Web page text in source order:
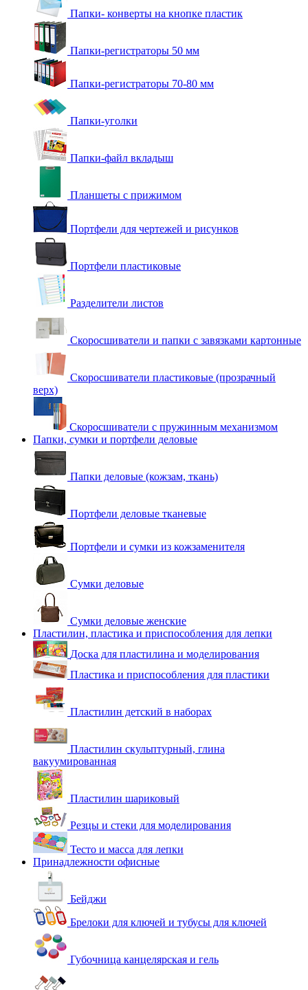
Папки- конверты на кнопке пластик
Папки-регистраторы 50 мм
Папки-регистраторы 70-80 мм
Папки-уголки
Папки-файл вкладыш
Планшеты с прижимом
Портфели для чертежей и рисунков
Портфели пластиковые
Разделители листов
Скоросшиватели и папки с завязками картонные
Скоросшиватели пластиковые (прозрачный
верх)
Скоросшиватели с пружинным механизмом
Папки, сумки и портфели деловые
Папки деловые (кожзам, ткань)
Портфели деловые тканевые
Портфели и сумки из кожзаменителя
Сумки деловые
Сумки деловые женские
Пластилин, пластика и приспособления для лепки
Доска для пластилина и моделирования
Пластика и приспособления для пластики
Пластилин детский в наборах
Пластилин скульптурный, глина
вакуумированная
Пластилин шариковый
Резцы и стеки для моделирования
Тесто и масса для лепки
Принадлежности офисные
Бейджи
Брелоки для ключей и тубусы для ключей
Губочница канцелярская и гель